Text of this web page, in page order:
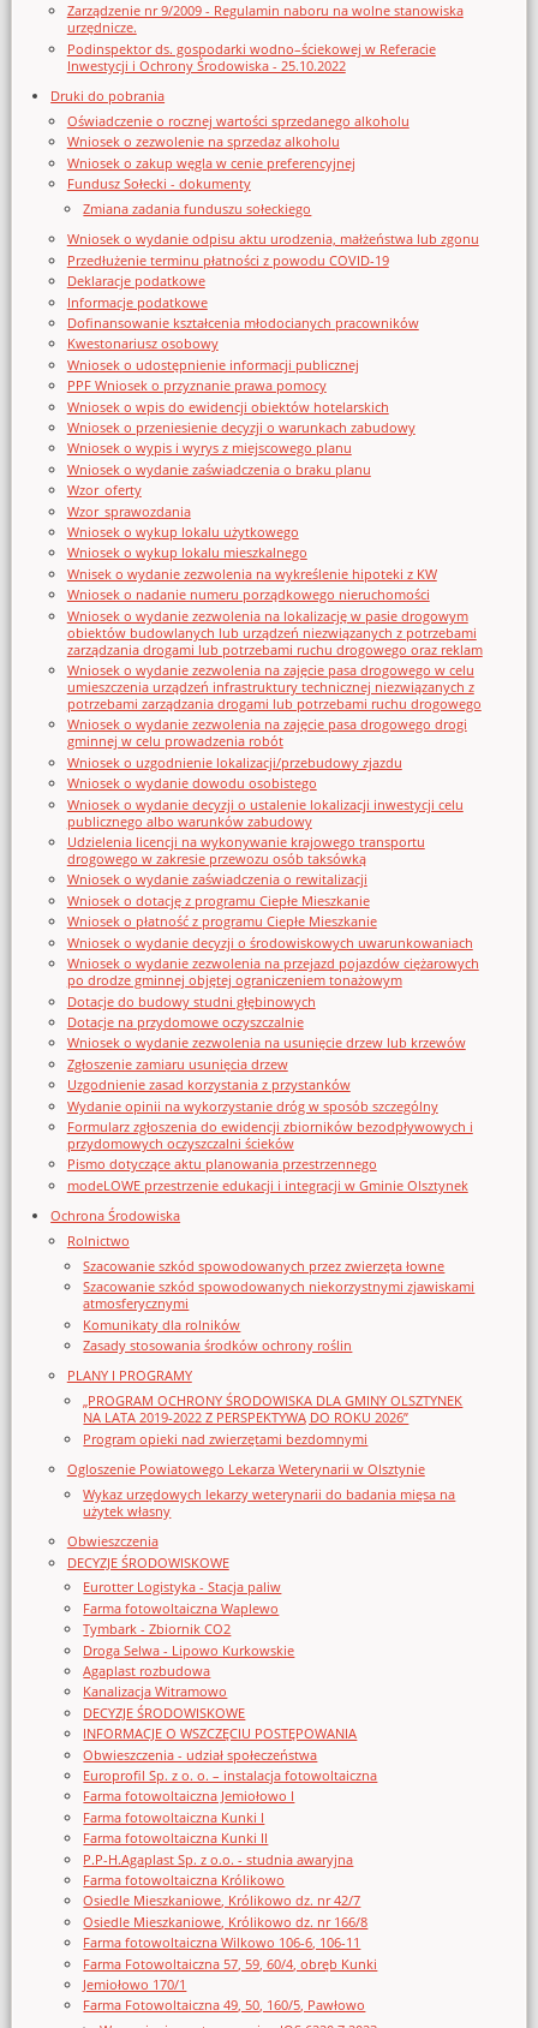
Zarządzenie nr 9/2009 - Regulamin naboru na wolne stanowiska
urzędnicze.
Podinspektor ds. gospodarki wodno–ściekowej w Referacie
Inwestycji i Ochrony Środowiska - 25.10.2022
Druki do pobrania
Oświadczenie o rocznej wartości sprzedanego alkoholu
Wniosek o zezwolenie na sprzedaz alkoholu
Wniosek o zakup węgla w cenie preferencyjnej
Fundusz Sołecki - dokumenty
Zmiana zadania funduszu sołeckiego
Wniosek o wydanie odpisu aktu urodzenia, małżeństwa lub zgonu
Przedłużenie terminu płatności z powodu COVID-19
Deklaracje podatkowe
Informacje podatkowe
Dofinansowanie kształcenia młodocianych pracowników
Kwestonariusz osobowy
Wniosek o udostępnienie informacji publicznej
PPF Wniosek o przyznanie prawa pomocy
Wniosek o wpis do ewidencji obiektów hotelarskich
Wniosek o przeniesienie decyzji o warunkach zabudowy
Wniosek o wypis i wyrys z miejscowego planu
Wniosek o wydanie zaświadczenia o braku planu
Wzor_oferty
Wzor_sprawozdania
Wniosek o wykup lokalu użytkowego
Wniosek o wykup lokalu mieszkalnego
Wnisek o wydanie zezwolenia na wykreślenie hipoteki z KW
Wniosek o nadanie numeru porządkowego nieruchomości
Wniosek o wydanie zezwolenia na lokalizację w pasie drogowym
obiektów budowlanych lub urządzeń niezwiązanych z potrzebami
zarządzania drogami lub potrzebami ruchu drogowego oraz reklam
Wniosek o wydanie zezwolenia na zajęcie pasa drogowego w celu
umieszczenia urządzeń infrastruktury technicznej niezwiązanych z
potrzebami zarządzania drogami lub potrzebami ruchu drogowego
Wniosek o wydanie zezwolenia na zajęcie pasa drogowego drogi
gminnej w celu prowadzenia robót
Wniosek o uzgodnienie lokalizacji/przebudowy zjazdu
Wniosek o wydanie dowodu osobistego
Wniosek o wydanie decyzji o ustalenie lokalizacji inwestycji celu
publicznego albo warunków zabudowy
Udzielenia licencji na wykonywanie krajowego transportu
drogowego w zakresie przewozu osób taksówką
Wniosek o wydanie zaświadczenia o rewitalizacji
Wniosek o dotację z programu Ciepłe Mieszkanie
Wniosek o płatność z programu Ciepłe Mieszkanie
Wniosek o wydanie decyzji o środowiskowych uwarunkowaniach
Wniosek o wydanie zezwolenia na przejazd pojazdów ciężarowych
po drodze gminnej objętej ograniczeniem tonażowym
Dotacje do budowy studni głębinowych
Dotacje na przydomowe oczyszczalnie
Wniosek o wydanie zezwolenia na usunięcie drzew lub krzewów
Zgłoszenie zamiaru usunięcia drzew
Uzgodnienie zasad korzystania z przystanków
Wydanie opinii na wykorzystanie dróg w sposób szczególny
Formularz zgłoszenia do ewidencji zbiorników bezodpływowych i
przydomowych oczyszczalni ścieków
Pismo dotyczące aktu planowania przestrzennego
modeLOWE przestrzenie edukacji i integracji w Gminie Olsztynek
Ochrona Środowiska
Rolnictwo
Szacowanie szkód spowodowanych przez zwierzęta łowne
Szacowanie szkód spowodowanych niekorzystnymi zjawiskami
atmosferycznymi
Komunikaty dla rolników
Zasady stosowania środków ochrony roślin
PLANY I PROGRAMY
„PROGRAM OCHRONY ŚRODOWISKA DLA GMINY OLSZTYNEK
NA LATA 2019-2022 Z PERSPEKTYWĄ DO ROKU 2026”
Program opieki nad zwierzętami bezdomnymi
Ogloszenie Powiatowego Lekarza Weterynarii w Olsztynie
Wykaz urzędowych lekarzy weterynarii do badania mięsa na
użytek własny
Obwieszczenia
DECYZJE ŚRODOWISKOWE
Eurotter Logistyka - Stacja paliw
Farma fotowoltaiczna Waplewo
Tymbark - Zbiornik CO2
Droga Selwa - Lipowo Kurkowskie
Agaplast rozbudowa
Kanalizacja Witramowo
DECYZJE ŚRODOWISKOWE
INFORMACJE O WSZCZĘCIU POSTĘPOWANIA
Obwieszczenia - udział społeczeństwa
Europrofil Sp. z o. o. – instalacja fotowoltaiczna
Farma fotowoltaiczna Jemiołowo I
Farma fotowoltaiczna Kunki I
Farma fotowoltaiczna Kunki II
P.P-H.Agaplast Sp. z o.o. - studnia awaryjna
Farma fotowoltaiczna Królikowo
Osiedle Mieszkaniowe, Królikowo dz. nr 42/7
Osiedle Mieszkaniowe, Królikowo dz. nr 166/8
Farma fotowoltaiczna Wilkowo 106-6, 106-11
Farma Fotowoltaiczna 57, 59, 60/4, obręb Kunki
Jemiołowo 170/1
Farma Fotowoltaiczna 49, 50, 160/5, Pawłowo